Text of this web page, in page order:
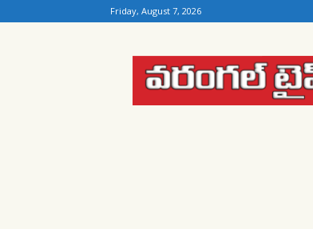
Friday, August 7, 2026
Warangal
Times